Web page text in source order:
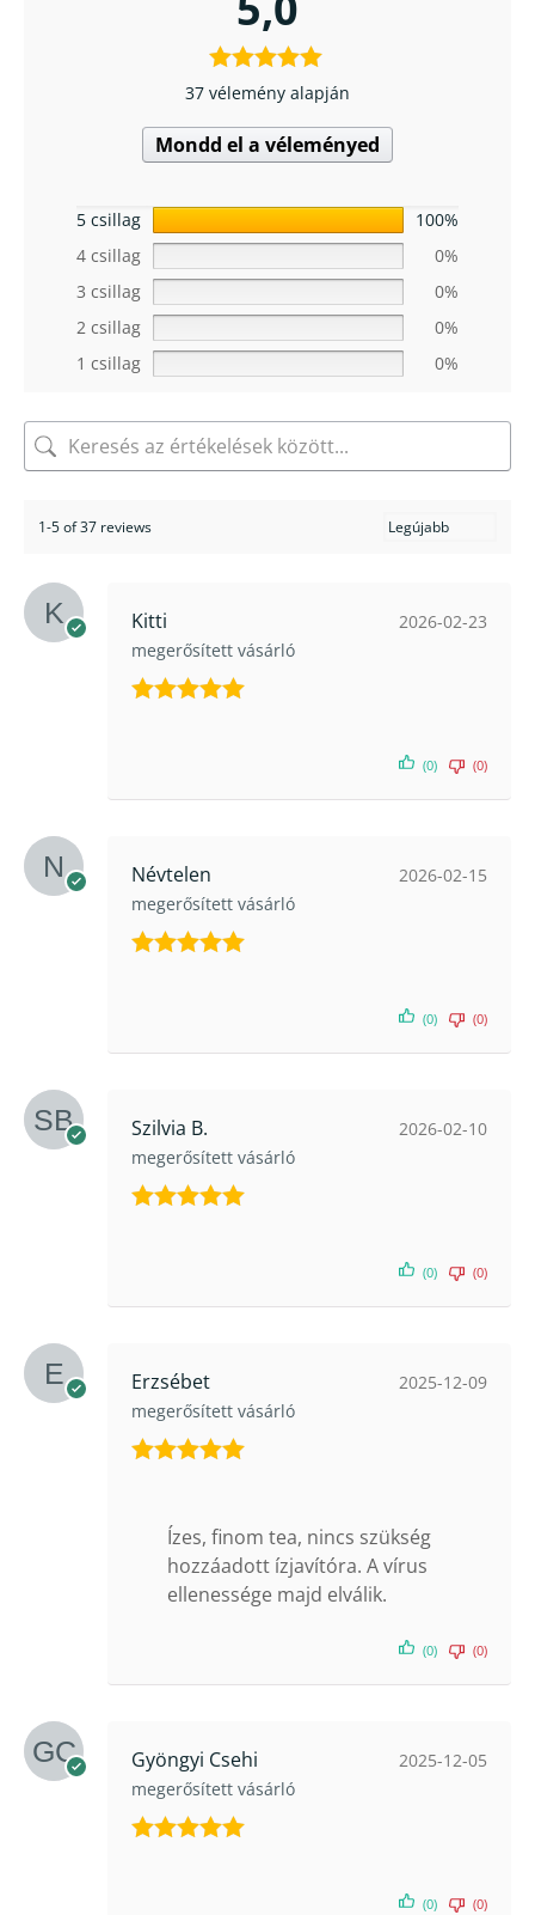
37 vélemény alapján
Mondd el a véleményed
5 csillag
100%
4 csillag
0%
3 csillag
0%
2 csillag
0%
1 csillag
0%
1-5 of 37 reviews
Kitti
megerősített vásárló
2026-02-23
(0) (0)
Névtelen
megerősített vásárló
2026-02-15
(0) (0)
Szilvia B.
megerősített vásárló
2026-02-10
(0) (0)
Erzsébet
megerősített vásárló
2025-12-09
Ízes, finom tea, nincs szükség
hozzáadott ízjavítóra. A vírus
ellenessége majd elválik.
(0) (0)
Gyöngyi Csehi
megerősített vásárló
2025-12-05
(0) (0)